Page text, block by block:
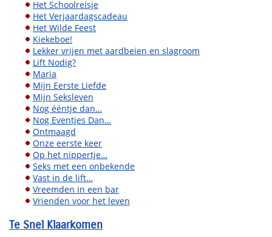
Het Schoolreisje
Het Verjaardagscadeau
Het Wilde Feest
Kiekeboe!
Lekker vrijen met aardbeien en slagroom
Lift Nodig?
Maria
Mijn Eerste Liefde
Mijn Seksleven
Nog ééntje dan…
Nog Eventjes Dan…
Ontmaagd
Onze eerste keer
Op het nippertje…
Seks met een onbekende
Vast in de lift…
Vreemden in een bar
Vrienden voor het leven
Te Snel Klaarkomen